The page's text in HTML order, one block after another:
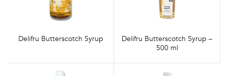
Delifru Butterscotch Syrup
Delifru Butterscotch Syrup –
500 ml